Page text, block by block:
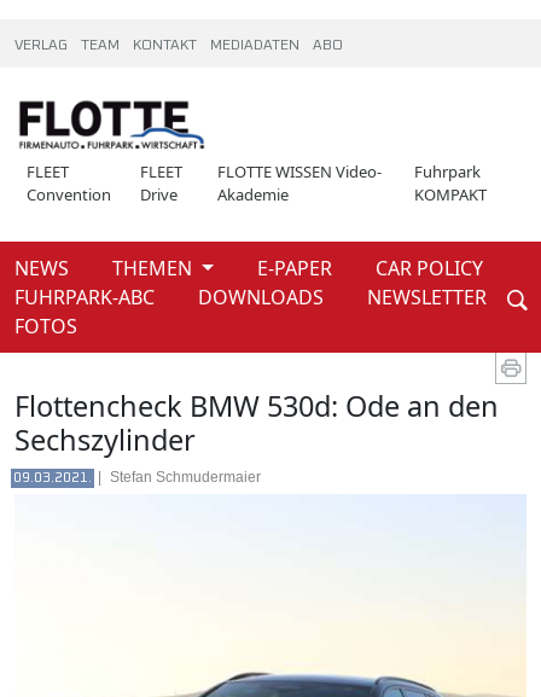
VERLAG TEAM KONTAKT MEDIADATEN ABO
FLEET
Convention
FLEET
Drive
FLOTTE WISSEN Video-
Akademie
Fuhrpark
KOMPAKT
NEWS THEMEN E-PAPER
CAR POLICY
FUHRPARK-ABC
DOWNLOADS
NEWSLETTER
FOTOS
Weiter
News
Flottencheck BMW 530d: Ode an den
Sechszylinder
09.03.2021. Stefan Schmudermaier